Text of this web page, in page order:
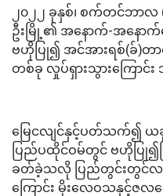
၂၀၂၂ ခုနှစ်၊ စက်တင်ဘာလ
ဦးမြို့၏ အနောက်-အနော
ဗဟိုပြု၍ အင်အားရစ်(ခ်)တ
တစ်ခု လှုပ်ရှားသွားကြောင်
မြေငလျင်နှင့်ပတ်သက်၍ ယ
ပြည်ပထိုင်ဝမ်တွင် ဗဟိုပြု၍ပ
ခတ်ခဲ့သလို ပြည်တွင်းတွင်
ကြောင်း မိုးလေဝသနှင့်ဇလဗ